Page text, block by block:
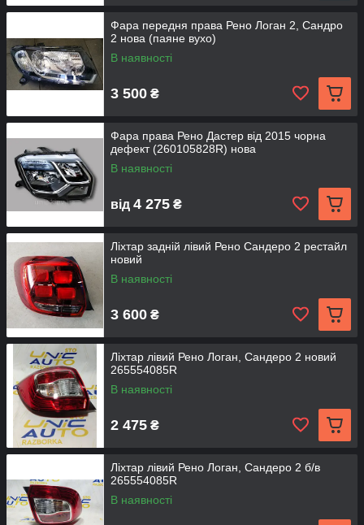
Фара передня права Рено Логан 2, Сандро
2 нова (паяне вухо)
В наявності
3 500 ₴
Фара права Рено Дастер від 2015 чорна
дефект (260105828R) нова
В наявності
від 4 275 ₴
Ліхтар задній лівий Рено Сандеро 2 рестайл
новий
В наявності
3 600 ₴
Ліхтар лівий Рено Логан, Сандеро 2 новий
265554085R
В наявності
2 475 ₴
Ліхтар лівий Рено Логан, Сандеро 2 б/в
265554085R
В наявності